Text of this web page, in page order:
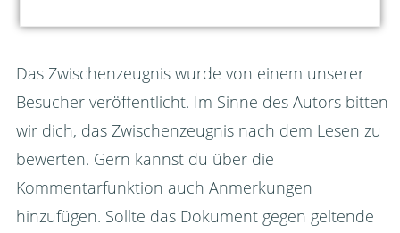
Das Zwischenzeugnis wurde von einem unserer
Besucher veröffentlicht. Im Sinne des Autors bitten
wir dich, das Zwischenzeugnis nach dem Lesen zu
bewerten. Gern kannst du über die
Kommentarfunktion auch Anmerkungen
hinzufügen. Sollte das Dokument gegen geltende